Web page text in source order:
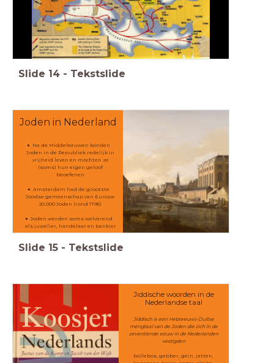
Slide 14 - Tekstslide
Joden in Nederland
Na de Middeleeuwen konden
Joden in de Republiek redelijk in
vrijheid leven en mochten ze
(soms) hun eigen geloof
beoefenen
Amsterdam had de grootste
Joodse gemeenschap van Europa:
20.000 Joden (rond 1795)
Joden werden soms welvarend
als juwelier, handelaar en bankier
Slide 15 - Tekstslide
Jiddische woorden in de
Nederlandse taal
Jiddisch is een Hebreeuws-Duitse
mengtaal van de Joden die zich in de
zeventiende eeuw in de Nederlanden
vestigden
bollebos, gabber, gein, jatten,